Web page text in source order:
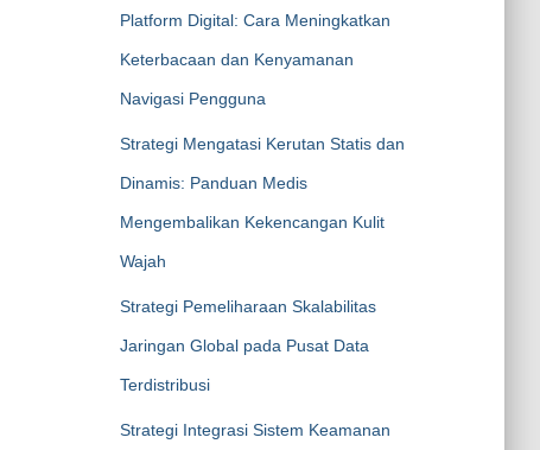
Platform Digital: Cara Meningkatkan
Keterbacaan dan Kenyamanan
Navigasi Pengguna
Strategi Mengatasi Kerutan Statis dan
Dinamis: Panduan Medis
Mengembalikan Kekencangan Kulit
Wajah
Strategi Pemeliharaan Skalabilitas
Jaringan Global pada Pusat Data
Terdistribusi
Strategi Integrasi Sistem Keamanan